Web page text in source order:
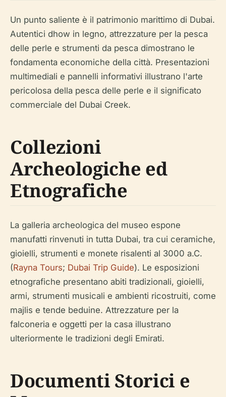
Un punto saliente è il patrimonio marittimo di Dubai.
Autentici dhow in legno, attrezzature per la pesca
delle perle e strumenti da pesca dimostrano le
fondamenta economiche della città. Presentazioni
multimediali e pannelli informativi illustrano l'arte
pericolosa della pesca delle perle e il significato
commerciale del Dubai Creek.
Collezioni
Archeologiche ed
Etnografiche
La galleria archeologica del museo espone
manufatti rinvenuti in tutta Dubai, tra cui ceramiche,
gioielli, strumenti e monete risalenti al 3000 a.C.
(Rayna Tours; Dubai Trip Guide). Le esposizioni
etnografiche presentano abiti tradizionali, gioielli,
armi, strumenti musicali e ambienti ricostruiti, come
majlis e tende beduine. Attrezzature per la
falconeria e oggetti per la casa illustrano
ulteriormente le tradizioni degli Emirati.
Documenti Storici e